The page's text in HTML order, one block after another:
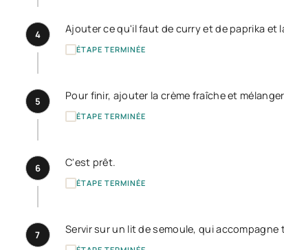
4 Ajouter ce qu'il faut de curry et de paprika et
ÉTAPE TERMINÉE
5 Pour finir, ajouter la crème fraîche et
ÉTAPE TERMINÉE
6 C'est prêt.
ÉTAPE TERMINÉE
7 Servir sur un lit de semoule, qui accompagne